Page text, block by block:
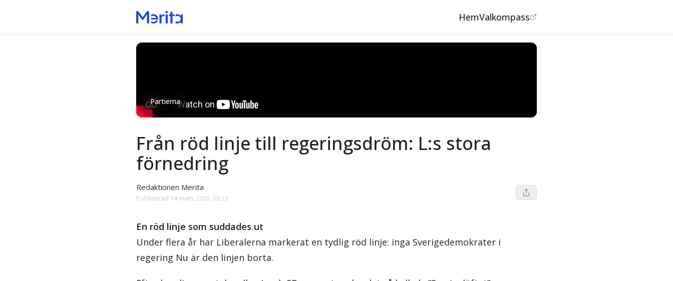
HemValkompass
Partierna
Från röd linje till regeringsdröm: L:s stora
förnedring
Redaktionen Merita
Publicerad 14 mars 2026, 09:23
En röd linje som suddades ut
Under flera år har Liberalerna markerat en tydlig röd linje: inga Sverigedemokrater i
regering Nu är den linjen borta.